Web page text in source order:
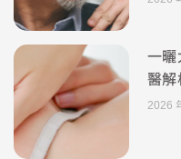
一曬
醫
2026